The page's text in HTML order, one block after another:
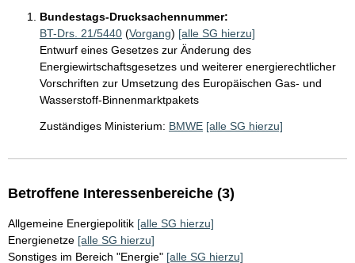
Bundestags-Drucksachennummer:
BT-Drs. 21/5440 (Vorgang) [alle SG hierzu]
Entwurf eines Gesetzes zur Änderung des
Energiewirtschaftsgesetzes und weiterer energierechtlicher
Vorschriften zur Umsetzung des Europäischen Gas- und
Wasserstoff-Binnenmarktpakets
Zuständiges Ministerium: BMWE [alle SG hierzu]
Betroffene Interessenbereiche (3)
Allgemeine Energiepolitik [alle SG hierzu]
Energienetze [alle SG hierzu]
Sonstiges im Bereich "Energie" [alle SG hierzu]